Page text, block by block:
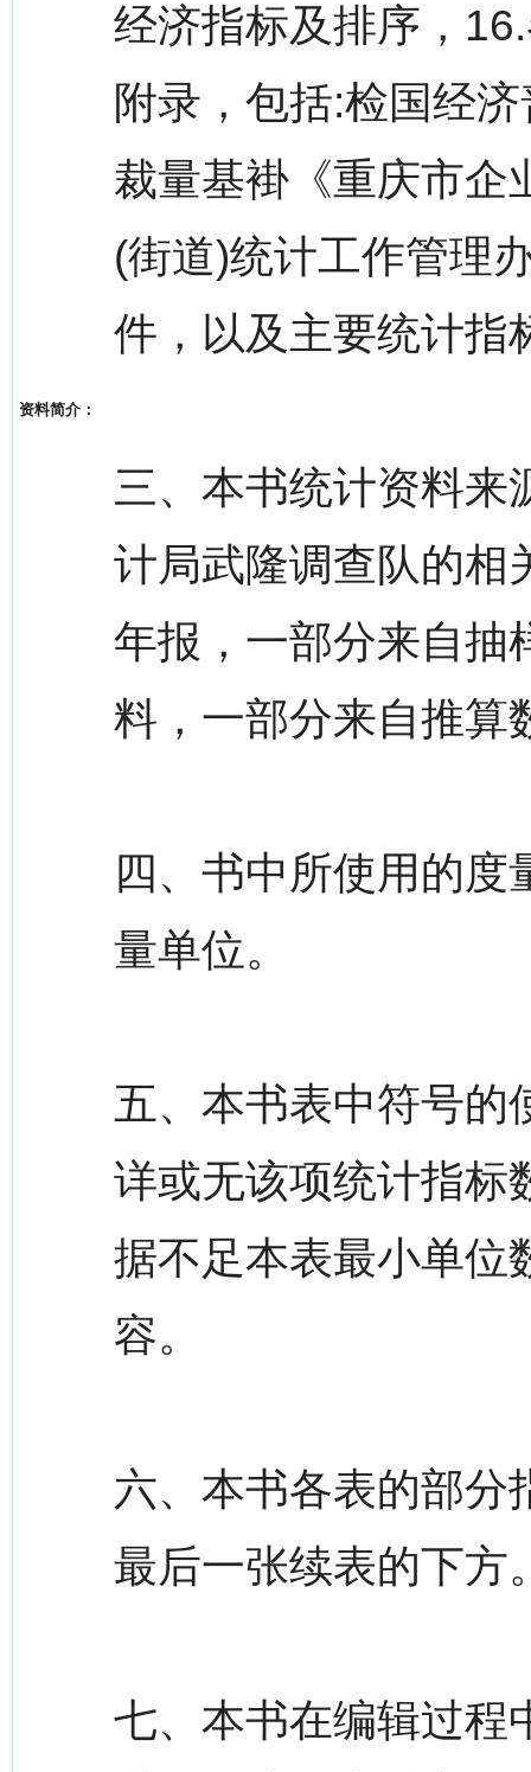
资料简介：
经济指标及排序，
附录，包括:检国经
裁量基褂《重庆市企
(街道)统计工作管理
件，以及主要统计指
三、本书统计资料来
计局武隆调查队的相
年报，一部分来自抽
料，一部分来自推算
四、书中所使用的
量单位。
五、本书表中符号的
详或无该项统计指标
据不足本表最小单位
容。
六、本书各表的部分
最后一张续表的下方
七、本书在编辑过程